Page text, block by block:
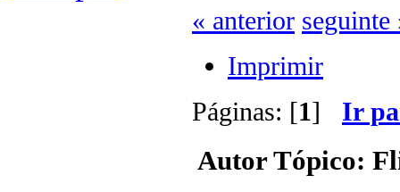
« anterior seguinte
Imprimir
Páginas: [1] Ir
AutorTópico: